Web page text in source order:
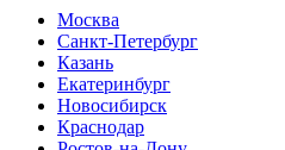
Москва
Санкт-Петербург
Казань
Екатеринбург
Новосибирск
Краснодар